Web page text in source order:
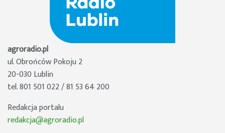
agroradio.pl
ul. Obrońców Pokoju 2
20-030 Lublin
tel. 801 501 022 / 81 53 64 200
Redakcja portalu
redakcja@agroradio.pl